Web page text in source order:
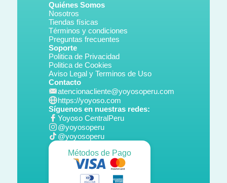
Quiénes Somos
Nosotros
Tiendas físicas
Términos y condiciones
Preguntas frecuentes
Soporte
Politica de Privacidad
Politica de Cookies
Aviso Legal y Terminos de Uso
Contacto
atencionacliente@yoyosoperu.com
https://yoyoso.com
Síguenos en nuestras redes:
Yoyoso CentralPeru
@yoyosoperu
@yoyosoperu
Métodos de Pago